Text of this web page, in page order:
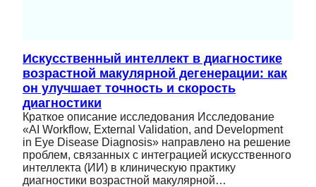
Искусственный интеллект в диагностике
возрастной макулярной дегенерации: как
он улучшает точность и скорость
диагностики
Краткое описание исследования Исследование
«AI Workflow, External Validation, and Development
in Eye Disease Diagnosis» направлено на решение
проблем, связанных с интеграцией искусственного
интеллекта (ИИ) в клиническую практику
диагностики возрастной макулярной…